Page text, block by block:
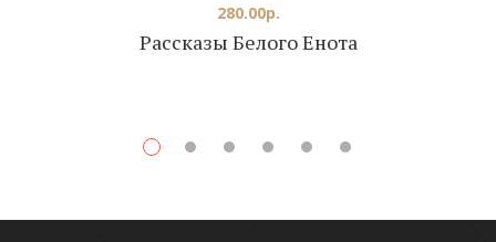
Рассказы Белого Енота
280.00р.